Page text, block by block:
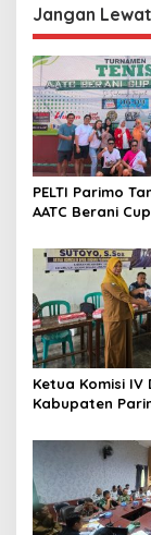
a
s
i
p
o
s
Jangan
PELTI Parimo
AATC Berani
Fondasi Menuju
Sulteng
Ketua Komisi IV
Kabupaten
Persidangan III
Sidang 2025/